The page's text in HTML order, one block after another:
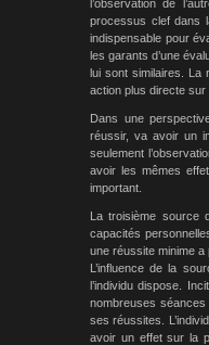
l’observation de
processus clef dans
indispensable pour
les garants d’une
lui sont similaires. La
action plus directe sur
Dans une
réussir, va avoir un
seulement
avoir les mêmes
important.
La troisième source
capacités
une réussite minime a
L’influence de la
l’individu dispose.
nombreuses
ses réussites.
avoir un effet sur la